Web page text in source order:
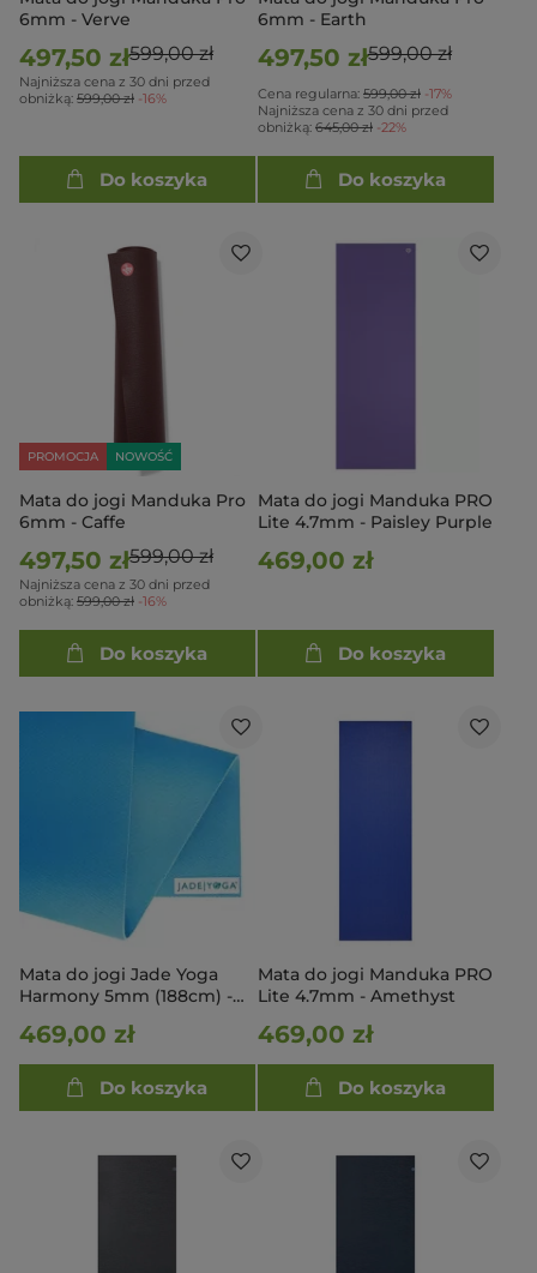
6mm - Verve
497,50 zł599,00 zł
Najniższa cena z 30 dni przed
obniżką: 599,00 zł -16%
Do koszyka
6mm - Earth
497,50 zł599,00 zł
Cena regularna: 599,00 zł -17%
Najniższa cena z 30 dni przed
obniżką: 645,00 zł -22%
Do koszyka
PROMOCJA NOWOŚĆ
Mata do jogi Manduka Pro
6mm - Caffe
497,50 zł599,00 zł
Najniższa cena z 30 dni przed
obniżką: 599,00 zł -16%
Do koszyka
Mata do jogi Manduka PRO
Lite 4.7mm - Paisley Purple
469,00 zł
Do koszyka
Mata do jogi Jade Yoga
Harmony 5mm (188cm) -
469,00 zł
Do koszyka
Mata do jogi Manduka PRO
Lite 4.7mm - Amethyst
469,00 zł
Do koszyka